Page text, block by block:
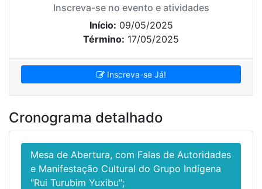
Em um país marcado por uma diversidade cultural e
natural, as comunidades originárias se erguem como
pilares fundamentais da nossa história, detentoras de
saberes ancestrais que ecoam por entre os séculos. Para
o Brasil, os Povos Indígenas representam a memória
viva da terra, os primeiros habitantes que moldaram e
nomearam este território. Sua rica tapeçaria de línguas,
costumes, rituais e conhecimentos tradicionais constitui
um patrimônio imaterial de valor incalculável,
enriquecendo nossa cultura de maneiras profundas e
multifacetadas. Suas cosmovisões nos oferecem
perspectivas únicas sobre a relação entre o ser humano e
a natureza, sobre a organização social e sobre a própria
compreensão da vida.
Inscreva-se no evento e atividades
Início: 09/05/2025
Término: 17/05/2025
Inscreva-se Já!
Cronograma detalhado
Mesa de Abertura, com Falas de Autoridades
e Manifestação Cultural do Grupo Indígena
"Rui Turubim Yuxibu";